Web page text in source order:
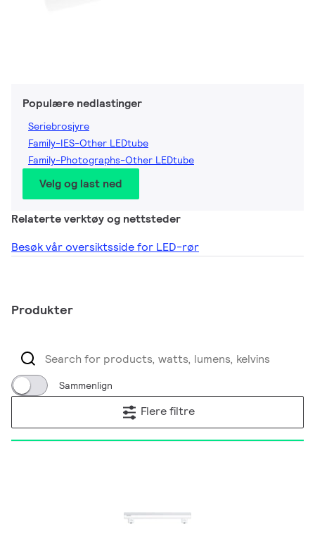
Populære nedlastinger
Seriebrosjyre
Family-IES-Other LEDtube
Family-Photographs-Other LEDtube
Velg og last ned
Relaterte verktøy og nettsteder
Besøk vår oversiktsside for LED-rør
Produkter
Sammenlign
Flere filtre